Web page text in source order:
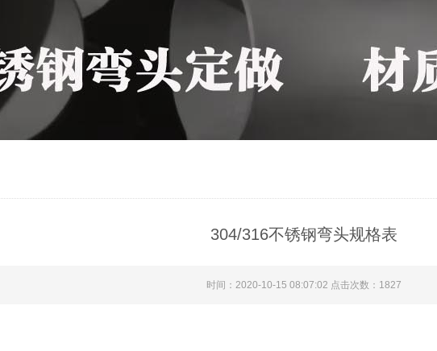
304/316不锈钢弯头规格表
时间：2020-10-15 08:07:02 点击次数：1827